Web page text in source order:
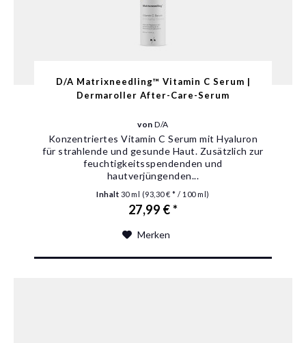
D/A Matrixneedling™ Vitamin C Serum |
Dermaroller After-Care-Serum
vonD/A
Konzentriertes Vitamin C Serum mit Hyaluron
für strahlende und gesunde Haut. Zusätzlich zur
feuchtigkeitsspendenden und
hautverjüngenden...
Inhalt 30 ml (93,30 € * / 100 ml)
27,99 € *
Merken